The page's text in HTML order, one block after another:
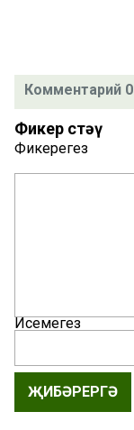
Комментарий 0
Фикер өстәү
Фикерегез
Исемегез
ҖИБӘРЕРГӘ